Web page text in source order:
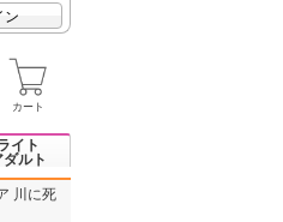
ン
カート
イト
ダルト
川に死